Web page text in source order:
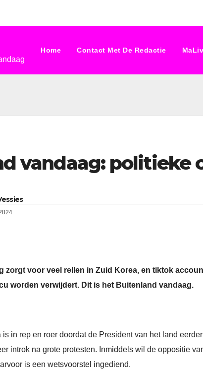
Home Contact Met De Redactie
vandaag: politieke
zorgt voor veel rellen in Zuid Korea, en tiktok
worden verwijdert. Dit is het Buitenland vandaag.
in rep en roer doordat de President van het land
introk na grote protesten. Inmiddels wil de oppositie
is een wetsvoorstel ingediend.